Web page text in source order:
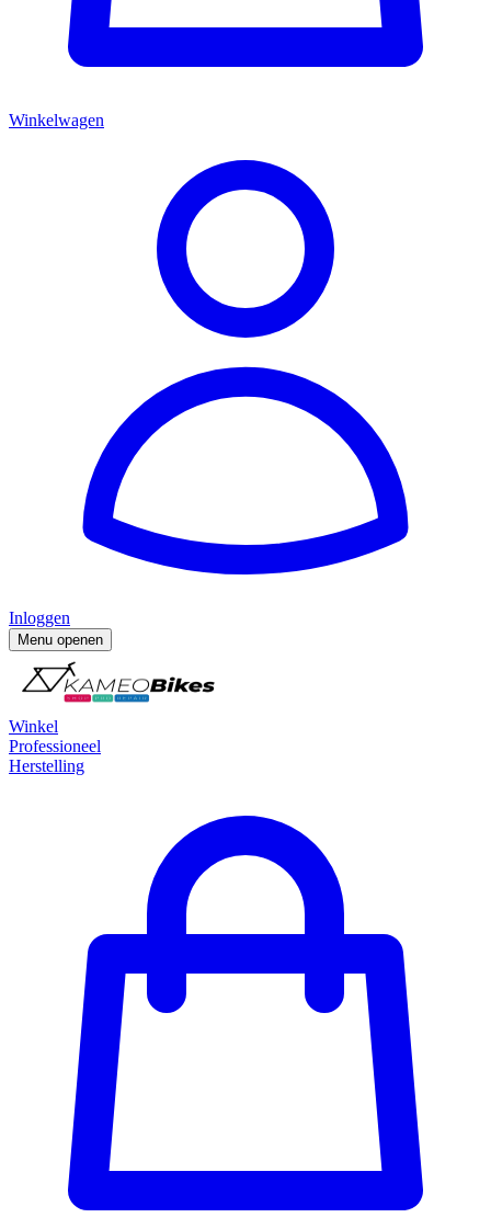
Winkelwagen
Inloggen
Menu openen
Winkel
Professioneel
Herstelling